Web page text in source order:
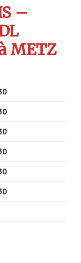
–
METZ